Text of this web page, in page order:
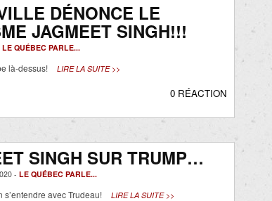
DÉNONCE LE
JAGMEET SINGH!!!
LE QUÉBEC PARLE...
là-dessus! LIRE LA SUITE >>
0 RÉACTION
SINGH SUR TRUMP…
- LE QUÉBEC PARLE...
s’entendre avec Trudeau! LIRE LA SUITE >>